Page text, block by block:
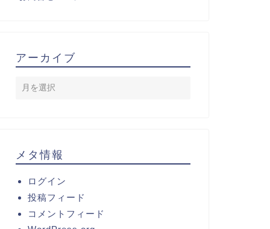
アーカイブ
メタ情報
ログイン
投稿フィード
コメントフィード